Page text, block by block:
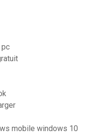
pc
mobile windows 10